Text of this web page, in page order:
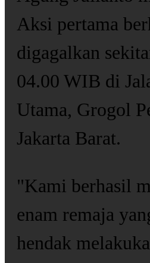
Aksi pertama
digagalkan
04.00 WIB di
Utama, Grogol
Jakarta Barat.
"Kami berhasil
enam remaja
hendak